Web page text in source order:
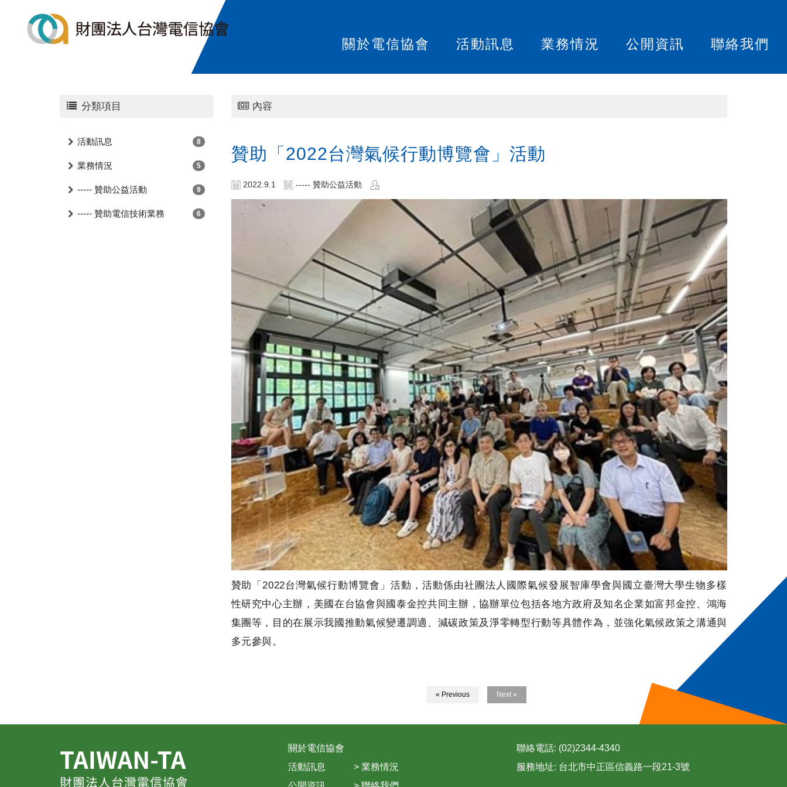
關於電信協會 活動訊息 業務情況 公開資訊 聯絡我們
分類項目
活動訊息 8
業務情況 5
----- 贊助公益活動 9
----- 贊助電信技術業務 6
內容
贊助「2022台灣氣候行動博覽會」活動
2022.9.1 ----- 贊助公益活動
贊助「2022台灣氣候行動博覽會」活動，活動係由社團法人國際氣候發展智庫學會與國立臺灣大學生物多樣
性研究中心主辦，美國在台協會與國泰金控共同主辦，協辦單位包括各地方政府及知名企業如富邦金控、鴻海
集團等，目的在展示我國推動氣候變遷調適、減碳政策及淨零轉型行動等具體作為，並強化氣候政策之溝通與
多元參與。
« Previous Next »
關於電信協會
活動訊息
> 業務情況
聯絡電話: (02)2344-4340
服務地址: 台北市中正區信義路一段21-3號